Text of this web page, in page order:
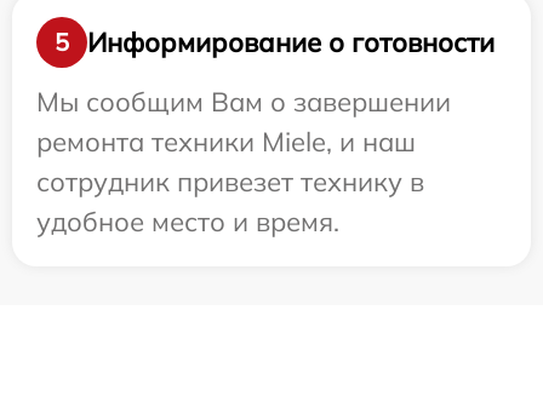
5
Информирование о готовности
Мы сообщим Вам о завершении
ремонта техники Miele, и наш
сотрудник привезет технику в
удобное место и время.